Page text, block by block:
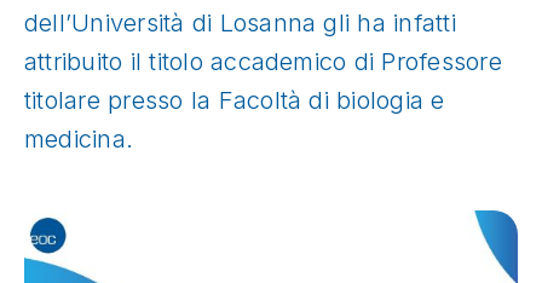
dell’Università di Losanna gli ha infatti
attribuito il titolo accademico di Professore
titolare presso la Facoltà di biologia e
medicina.